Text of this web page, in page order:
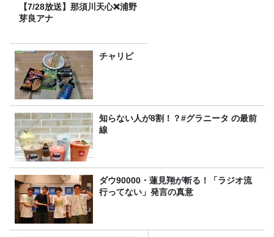
【7/28放送】那須川天心❌浦野
芽良アナ
チャリピ
知らない人が8割！？#グラニータ の最前
線
ダウ90000・蓮見翔が斬る！「ラジオ流
行ってない」発言の真意